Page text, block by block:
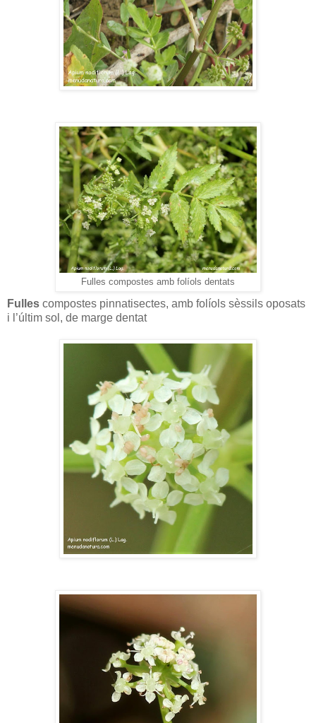
Fulles compostes amb folíols dentats
Fulles compostes pinnatisectes, amb folíols sèssils oposats
i l’últim sol, de marge dentat